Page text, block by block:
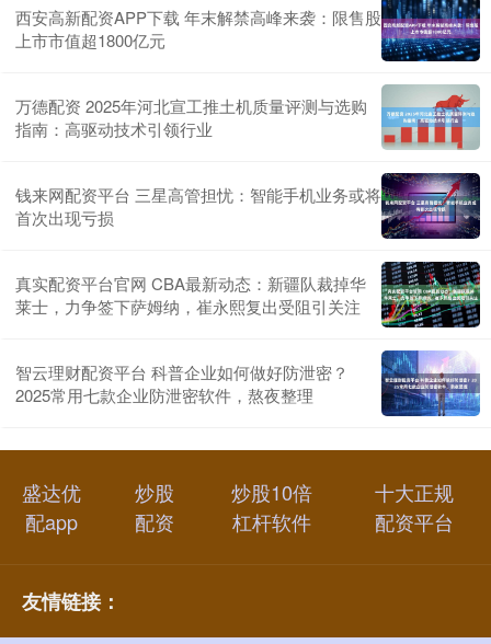
西安高新配资APP下载 年末解禁高峰来袭：限售股
上市市值超1800亿元
万德配资 2025年河北宣工推土机质量评测与选购
指南：高驱动技术引领行业
钱来网配资平台 三星高管担忧：智能手机业务或将
首次出现亏损
真实配资平台官网 CBA最新动态：新疆队裁掉华
莱士，力争签下萨姆纳，崔永熙复出受阻引关注
智云理财配资平台 科普企业如何做好防泄密？
2025常用七款企业防泄密软件，熬夜整理
盛达优
配app
炒股
配资
炒股10倍
杠杆软件
十大正规
配资平台
友情链接：